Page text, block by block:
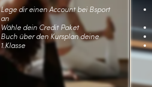
Lege dir einen Account bei Bsport
an
Wähle dein Credit Paket
Buch über den Kursplan deine
1.Klasse